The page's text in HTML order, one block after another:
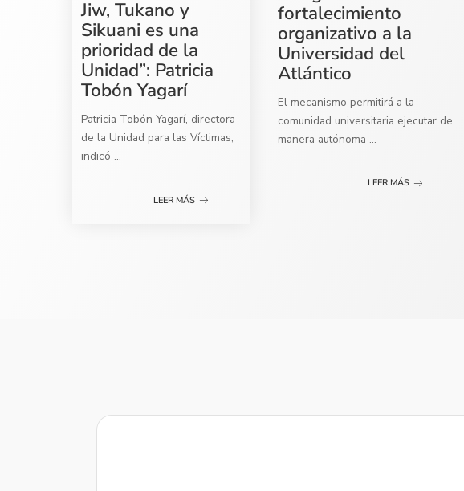
Jiw, Tukano y
Sikuani es una
prioridad de la
Unidad”: Patricia
Tobón Yagarí
Patricia Tobón Yagarí, directora
de la Unidad para las Víctimas,
indicó ...
LEER MÁS
fortalecimiento
organizativo a la
Universidad del
Atlántico
El mecanismo permitirá a la
comunidad universitaria ejecutar de
manera autónoma ...
LEER MÁS